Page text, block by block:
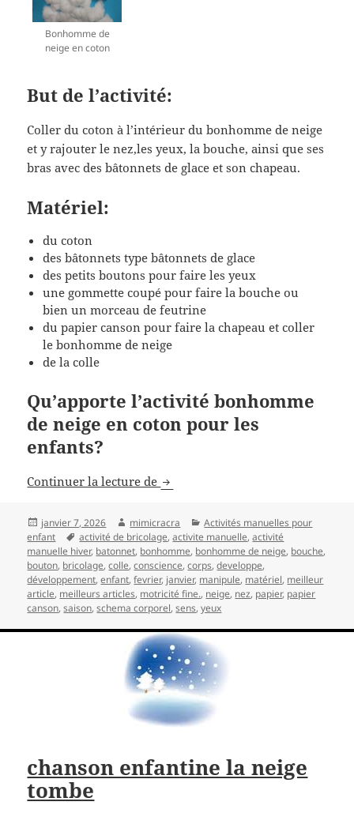
Bonhomme de
neige en coton
But de l’activité:
Coller du coton à l’intérieur du bonhomme de neige
et y rajouter le nez,les yeux, la bouche, ainsi que ses
bras avec des bâtonnets de glace et son chapeau.
Matériel:
du coton
des bâtonnets type bâtonnets de glace
des petits boutons pour faire les yeux
une gommette coupé pour faire la bouche ou
bien un morceau de feutrine
du papier canson pour faire la chapeau et coller
le bonhomme de neige
de la colle
Qu’apporte l’activité bonhomme
de neige en coton pour les
enfants?
Continuer la lecture de Bonhomme de neige en coton
Publié
le
janvier 7, 2026 Auteur
mimicracra Catégories
Activités manuelles pour
enfant
Mots-
clés
activité de bricolage,activite manuelle,activité
manuelle hiver, batonnet, bonhomme, bonhomme de neige, bouche,
bouton, bricolage,colle,conscience,corps,developpe,
développement,enfant,fevrier, janvier, manipule, matériel, meilleur
article, meilleurs articles, motricité fine., neige, nez, papier, papier
canson,saison,schema corporel,sens,yeux
chanson enfantine la neige
tombe